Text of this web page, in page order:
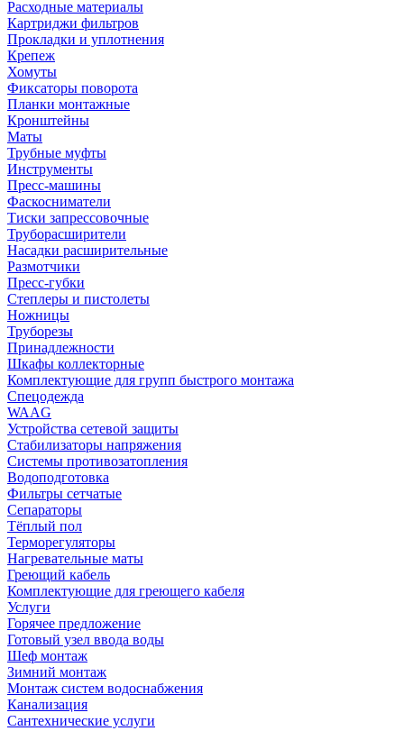
Расходные материалы
Картриджи фильтров
Прокладки и уплотнения
Крепеж
Хомуты
Фиксаторы поворота
Планки монтажные
Кронштейны
Маты
Трубные муфты
Инструменты
Пресс-машины
Фаскосниматели
Тиски запрессовочные
Труборасширители
Насадки расширительные
Размотчики
Пресс-губки
Степлеры и пистолеты
Ножницы
Труборезы
Принадлежности
Шкафы коллекторные
Комплектующие для групп быстрого монтажа
Спецодежда
WAAG
Устройства сетевой защиты
Стабилизаторы напряжения
Системы противозатопления
Водоподготовка
Фильтры сетчатые
Сепараторы
Тёплый пол
Терморегуляторы
Нагревательные маты
Греющий кабель
Комплектующие для греющего кабеля
Услуги
Горячее предложение
Готовый узел ввода воды
Шеф монтаж
Зимний монтаж
Монтаж систем водоснабжения
Канализация
Сантехнические услуги